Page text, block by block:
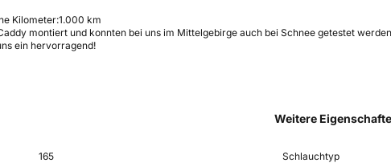
Kilometer:1.000 km
montiert und konnten bei uns im Mittelgebirge auch bei Schnee getestet
ein hervorragend!
165
Weitere
Schlauchtyp